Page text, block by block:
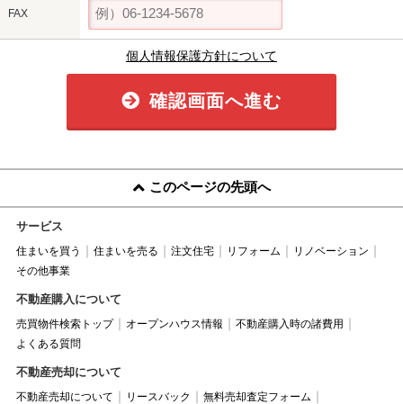
FAX
個人情報保護方針について
確認画面へ進む
このページの先頭へ
サービス
住まいを買う 住まいを売る 注文住宅 リフォーム
リノベーション
その他事業
不動産購入について
売買物件検索トップ オープンハウス情報
不動産購入時の諸費用
よくある質問
不動産売却について
不動産売却について リースバック
無料売却査定フォーム